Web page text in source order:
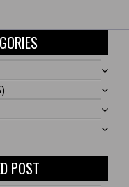
POST